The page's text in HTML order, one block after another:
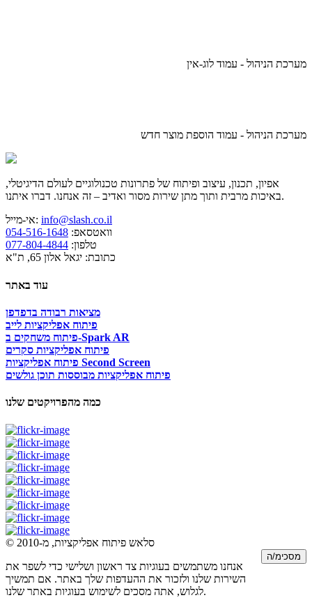
מערכת הניהול - עמוד לוג-אין
מערכת הניהול - עמוד הוספת מוצר חדש
אפיון, תכנון, עיצוב ופיתוח של פתרונות טכנולוגיים לעולם הדיגיטלי,
באיכות מרבית ותוך מתן שירות מסור ואדיב – זה אנחנו. דברו איתנו.
אי-מייל: info@slash.co.il
וואטסאפ: 054-516-1648
טלפון: 077-804-4844
כתובת: יגאל אלון 65, ת"א
עוד באתר
מציאות רבודה בדפדפן
פיתוח אפליקציות לייב
פיתוח משחקים ב-Spark AR
פיתוח אפליקציות סקרים
פיתוח אפליקציות Second Screen
פיתוח אפליקציות מבוססות תוכן גולשים
כמה מהפרויקטים שלנו
© סלאש פיתוח אפליקציות, מ-2010
אנחנו משתמשים בעוגיות צד ראשון ושלישי כדי לשפר את
השירות שלנו ולזכור את ההעדפות שלך באתר. אם תמשיך
לגלוש, אתה מסכים לשימוש בעוגיות באתר שלנו.
מסכימ/ה